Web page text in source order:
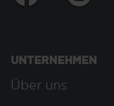
UNTERNEHMEN
Über uns